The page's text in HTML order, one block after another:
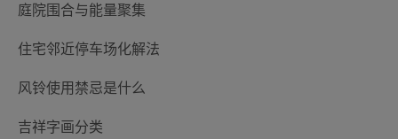
庭院围合与能量聚集
住宅邻近停车场化解法
风铃使用禁忌是什么
吉祥字画分类